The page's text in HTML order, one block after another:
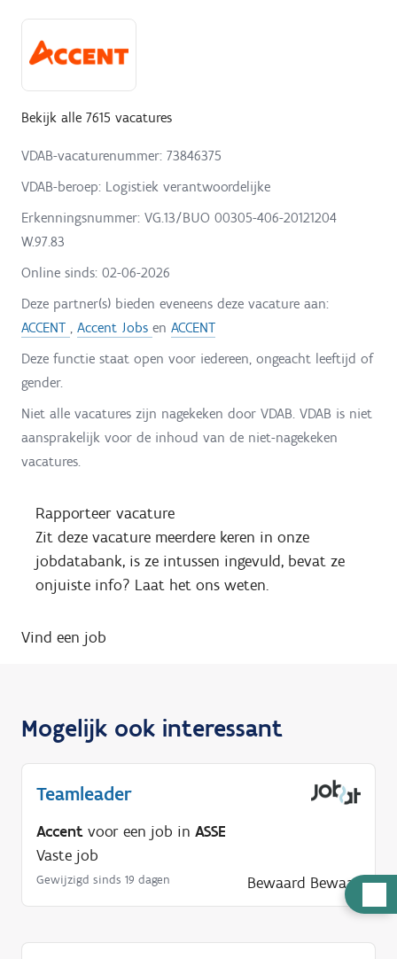
u
l
Bekijk alle 7615 vacatures
VDAB-vacaturenummer: 73846375
VDAB-beroep: Logistiek verantwoordelijke
Erkenningsnummer: VG.13/BUO 00305-406-20121204
W.97.83
Online sinds: 02-06-2026
Deze partner(s) bieden eveneens deze vacature aan:
ACCENT , Accent Jobs en ACCENT
Deze functie staat open voor iedereen, ongeacht leeftijd of
gender.
Niet alle vacatures zijn nagekeken door VDAB. VDAB is niet
aansprakelijk voor de inhoud van de niet-nagekeken
vacatures.
Rapporteer vacature
Zit deze vacature meerdere keren in onze
jobdatabank, is ze intussen ingevuld, bevat ze
onjuiste info? Laat het ons weten.
Vind een job
Mogelijk ook interessant
Teamleader
Accent voor een job in ASSE
Vaste job
Gewijzigd sinds 19 dagen Bewaard Bewaar